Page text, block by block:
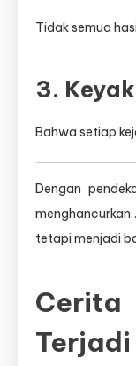
Tidak semua
3.
Bahwa setiap
Dengan
tetapi menjadi
Terjadi